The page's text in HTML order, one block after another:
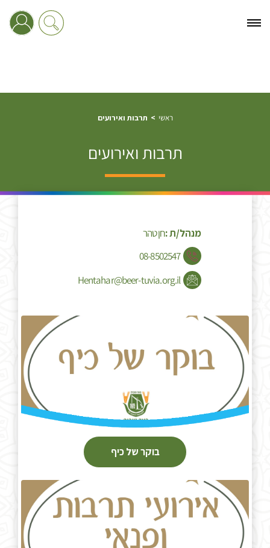
ראשי תרבות ואירועים
תרבות ואירועים
מנהל/ת :חן טהר
08-8502547
Hentahar@beer-tuvia.org.il
בוקר של כיף